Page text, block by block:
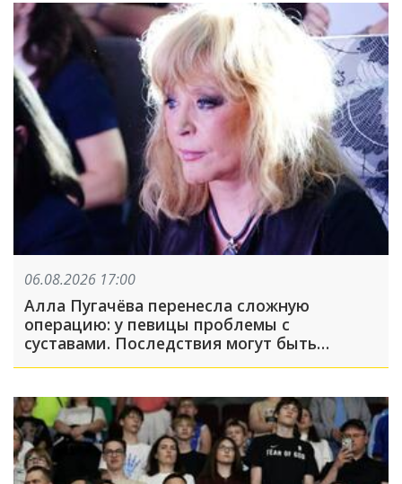
06.08.2026 17:00
Алла Пугачёва перенесла сложную
операцию: у певицы проблемы с
суставами. Последствия могут быть